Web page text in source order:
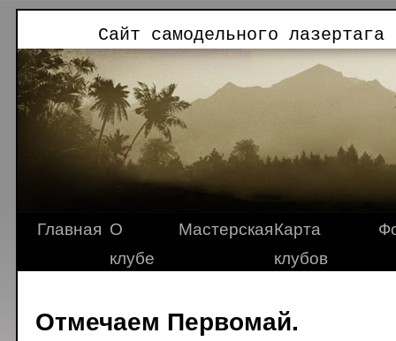
Сайт самодельного
Главная О
клубе
МастерскаяКарта
клубов
Отмечаем Первомай.